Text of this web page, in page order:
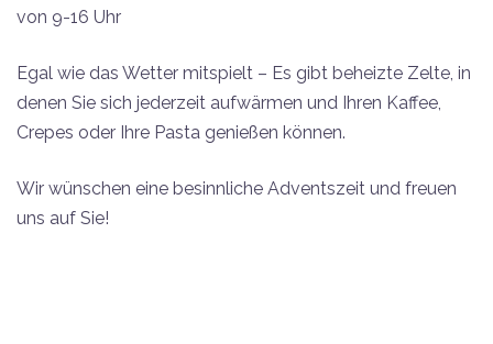
von 9-16 Uhr
Egal wie das Wetter mitspielt – Es gibt beheizte Zelte, in
denen Sie sich jederzeit aufwärmen und Ihren Kaffee,
Crepes oder Ihre Pasta genießen können.
Wir wünschen eine besinnliche Adventszeit und freuen
uns auf Sie!